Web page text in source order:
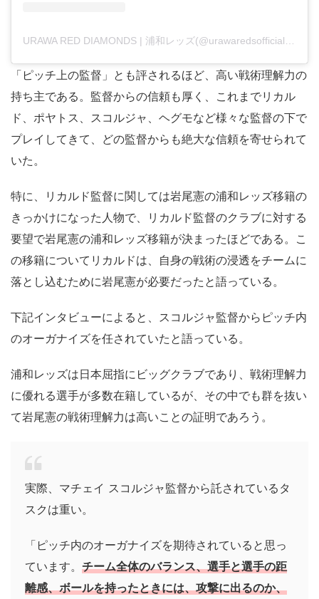
URAWA RED DIAMONDS | 浦和レッズ(@urawaredsofficial)がシェアした投稿
「ピッチ上の監督」とも評されるほど、高い戦術理解力の
持ち主である。監督からの信頼も厚く、これまでリカル
ド、ポヤトス、スコルジャ、ヘグモなど様々な監督の下で
プレイしてきて、どの監督からも絶大な信頼を寄せられて
いた。
特に、リカルド監督に関しては岩尾憲の浦和レッズ移籍の
きっかけになった人物で、リカルド監督のクラブに対する
要望で岩尾憲の浦和レッズ移籍が決まったほどである。こ
の移籍についてリカルドは、自身の戦術の浸透をチームに
落とし込むために岩尾憲が必要だったと語っている。
下記インタビューによると、スコルジャ監督からピッチ内
のオーガナイズを任されていたと語っている。
浦和レッズは日本屈指にビッグクラブであり、戦術理解力
に優れる選手が多数在籍しているが、その中でも群を抜い
て岩尾憲の戦術理解力は高いことの証明であろう。
実際、マチェイ スコルジャ監督から託されているタ
スクは重い。
「ピッチ内のオーガナイズを期待されていると思っ
ています。 チーム全体のバランス、選手と選手の距
離感、ボールを持ったときには、攻撃に出るのか、